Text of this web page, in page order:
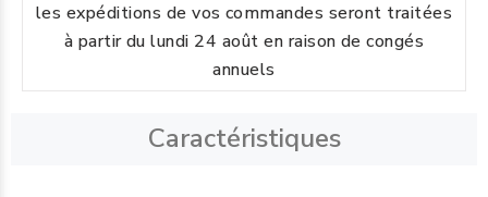
les expéditions de vos commandes seront traitées
à partir du lundi 24 août en raison de congés
annuels
Caractéristiques